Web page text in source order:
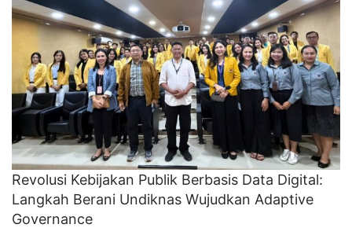
Revolusi Kebijakan Publik Berbasis Data Digital:
Langkah Berani Undiknas Wujudkan Adaptive
Governance